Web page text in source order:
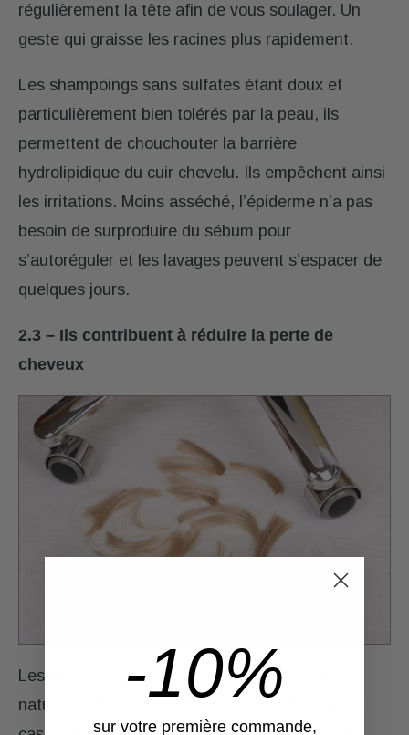
régulièrement la tête afin de vous soulager. Un
geste qui graisse les racines plus rapidement.
Les shampoings sans sulfates étant doux et
particulièrement bien tolérés par la peau, ils
permettent de chouchouter la barrière
hydrolipidique du cuir chevelu. Ils empêchent ainsi
les irritations. Moins asséché, l’épiderme n’a pas
besoin de surproduire du sébum pour
s’autoréguler et les lavages peuvent s’espacer de
quelques jours.
2.3 – Ils contribuent à réduire la perte de
cheveux
Les tensioactifs amoindrissent la kératine
naturelle de votre chevelure et les rendent plus
-10%
sur votre première commande,